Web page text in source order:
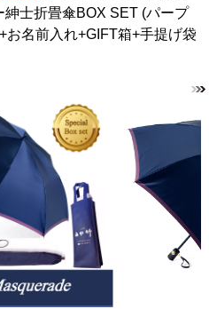
士折畳傘BOX SET (パープ
お名前入れ+GIFT箱+手提げ袋